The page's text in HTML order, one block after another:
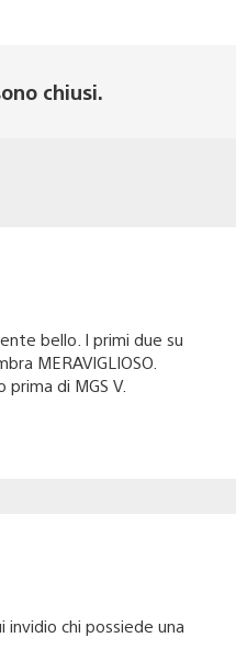
chiusi.
bello. I primi due su
MERAVIGLIOSO.
di MGS V.
invidio chi possiede una